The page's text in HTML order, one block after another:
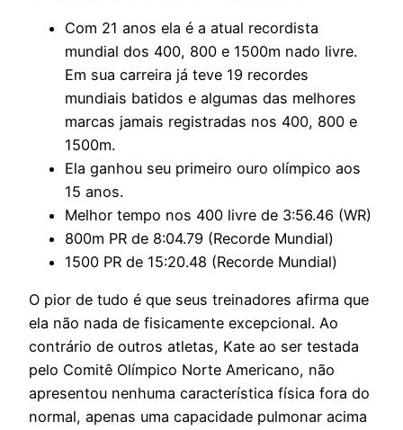
Com 21 anos ela é a atual recordista
mundial dos 400, 800 e 1500m nado livre.
Em sua carreira já teve 19 recordes
mundiais batidos e algumas das melhores
marcas jamais registradas nos 400, 800 e
1500m.
Ela ganhou seu primeiro ouro olímpico aos
15 anos.
Melhor tempo nos 400 livre de 3:56.46 (WR)
800m PR de 8:04.79 (Recorde Mundial)
1500 PR de 15:20.48 (Recorde Mundial)
O pior de tudo é que seus treinadores afirma que
ela não nada de fisicamente excepcional. Ao
contrário de outros atletas, Kate ao ser testada
pelo Comitê Olímpico Norte Americano, não
apresentou nenhuma característica física fora do
normal, apenas uma capacidade pulmonar acima